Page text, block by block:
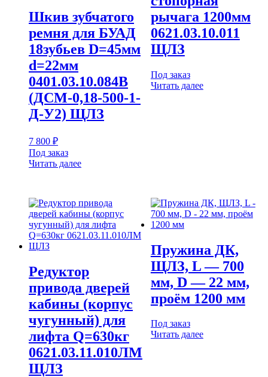
Шкив зубчатого
ремня для БУАД
18зубьев D=45мм
d=22мм
0401.03.10.084В
(ДСМ-0,18-500-1-
Д-У2) ЩЛЗ
7 800 ₽
Под заказ
Читать далее
рычага 1200мм
0621.03.10.011
ЩЛЗ
Под заказ
Читать далее
Редуктор
привода дверей
кабины (корпус
чугунный) для
лифта Q=630кг
0621.03.11.010ЛМ
ЩЛЗ
Пружина ДК,
ЩЛЗ, L — 700
мм, D — 22 мм,
проём 1200 мм
Под заказ
Читать далее